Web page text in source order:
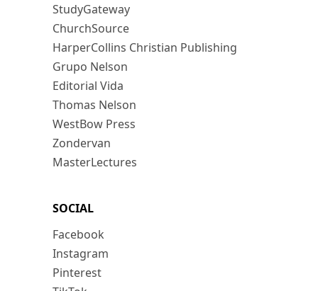
StudyGateway
ChurchSource
HarperCollins Christian Publishing
Grupo Nelson
Editorial Vida
Thomas Nelson
WestBow Press
Zondervan
MasterLectures
SOCIAL
Facebook
Instagram
Pinterest